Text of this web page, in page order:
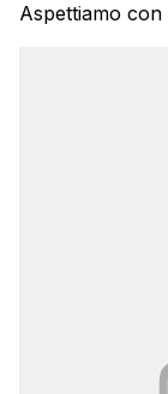
Aspettiamo con